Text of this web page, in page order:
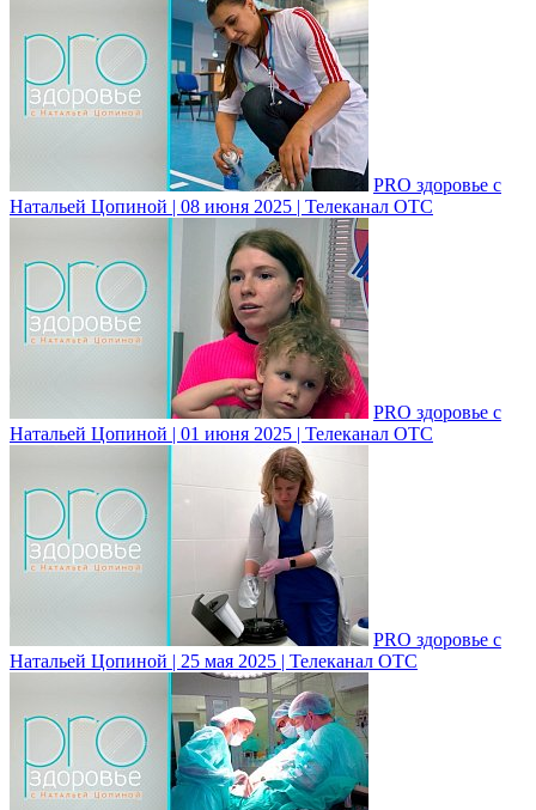
PRO здоровье с
Натальей Цопиной | 08 июня 2025 | Телеканал ОТС
PRO здоровье с
Натальей Цопиной | 01 июня 2025 | Телеканал ОТС
PRO здоровье с
Натальей Цопиной | 25 мая 2025 | Телеканал ОТС